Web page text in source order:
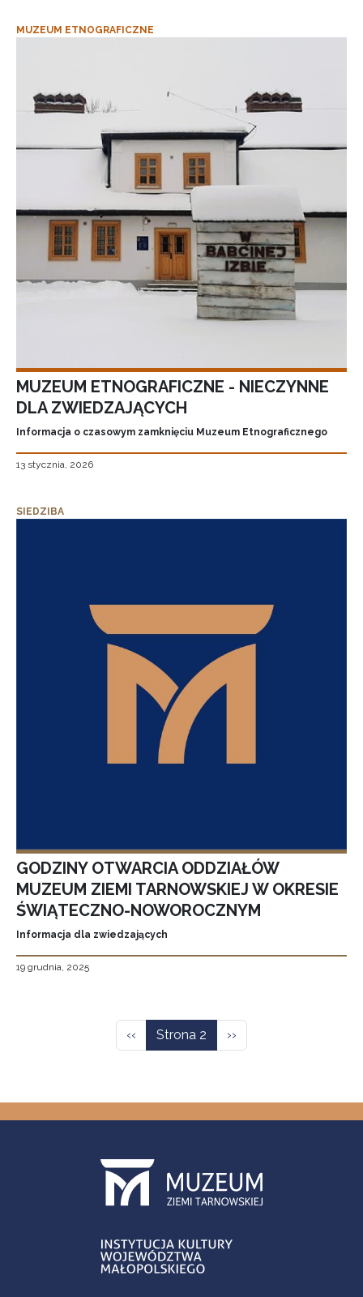
MUZEUM ETNOGRAFICZNE
MUZEUM ETNOGRAFICZNE - NIECZYNNE
DLA ZWIEDZAJĄCYCH
Informacja o czasowym zamknięciu Muzeum Etnograficznego
13 stycznia, 2026
SIEDZIBA
GODZINY OTWARCIA ODDZIAŁÓW
MUZEUM ZIEMI TARNOWSKIEJ W OKRESIE
ŚWIĄTECZNO-NOWOROCZNYM
Informacja dla zwiedzających
19 grudnia, 2025
Poprzednia strona
‹‹ Strona 2 Następna strona
››